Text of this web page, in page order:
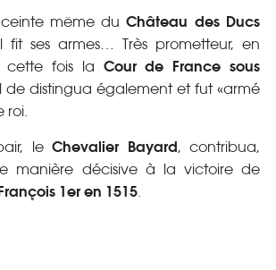
même duChâteau des Ducs
fit ses armes… Très prometteur, en
cette fois la Cour de France sous
de distingua également et fut «armé
roi.
leChevalier Bayard, contribua,
manière décisive à la victoire de
1er en 1515.